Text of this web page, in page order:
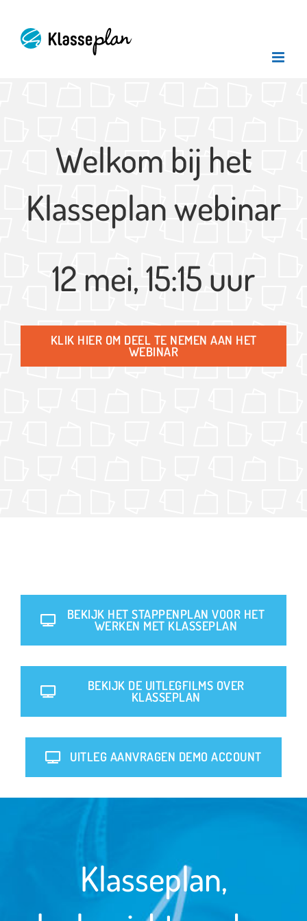
inhoud
Welkom bij het
Klasseplan webinar
12 mei, 15:15 uur
KLIK HIER OM DEEL TE NEMEN AAN HET
WEBINAR
BEKIJK HET STAPPENPLAN VOOR HET
WERKEN MET KLASSEPLAN
BEKIJK DE UITLEGFILMS OVER
KLASSEPLAN
UITLEG AANVRAGEN DEMO ACCOUNT
Klasseplan,